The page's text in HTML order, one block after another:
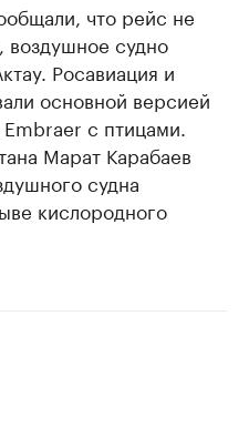
что рейс не
воздушное судно
Росавиация и
основной версией
с птицами.
Марат Карабаев
судна
кислородного